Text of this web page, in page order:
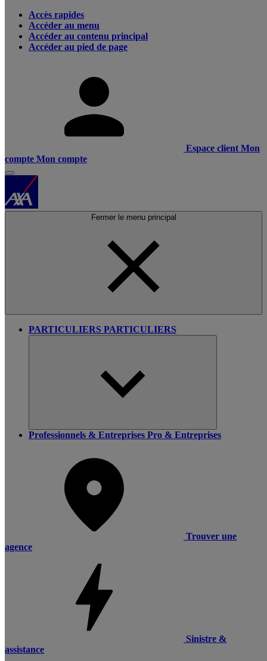
Accès rapides
Accéder au menu
Accéder au contenu principal
Accéder au pied de page
Espace client Mon
compte Mon compte
Fermer le menu principal
PARTICULIERS PARTICULIERS
Professionnels & Entreprises Pro & Entreprises
Trouver une
agence
Sinistre &
assistance